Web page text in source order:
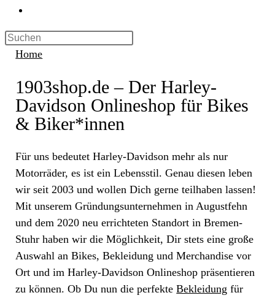
Home
1903shop.de – Der Harley-
Davidson Onlineshop für Bikes
& Biker*innen
Für uns bedeutet Harley-Davidson mehr als nur
Motorräder, es ist ein Lebensstil. Genau diesen leben
wir seit 2003 und wollen Dich gerne teilhaben lassen!
Mit unserem Gründungsunternehmen in Augustfehn
und dem 2020 neu errichteten Standort in Bremen-
Stuhr haben wir die Möglichkeit, Dir stets eine große
Auswahl an Bikes, Bekleidung und Merchandise vor
Ort und im Harley-Davidson Onlineshop präsentieren
zu können. Ob Du nun die perfekteBekleidung für